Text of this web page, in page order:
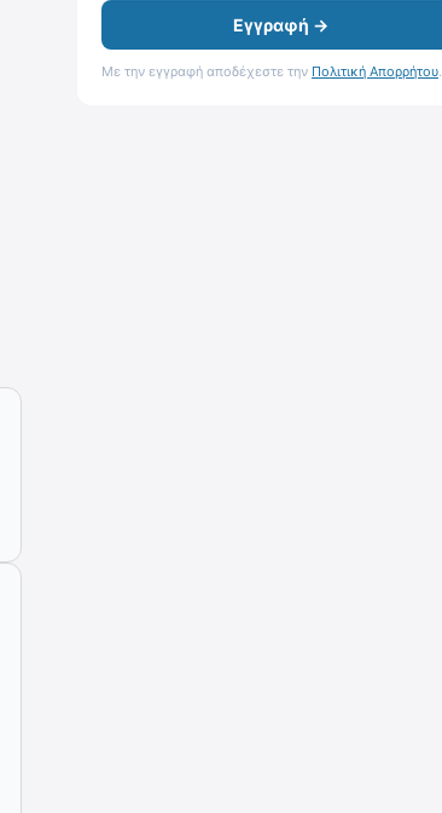
Εγγραφή →
Με την εγγραφή αποδέχεστε την Πολιτική Απορρήτου.